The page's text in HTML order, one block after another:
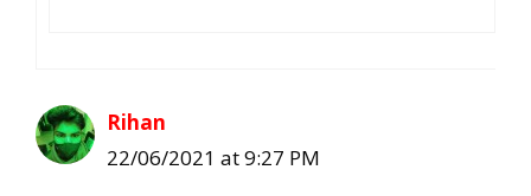
Rihan
22/06/2021 at 9:27 PM